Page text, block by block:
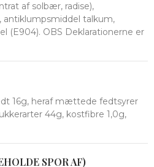
af solbær, radise),
antiklumpsmiddel talkum,
(E904). OBS Deklarationerne er
16g, heraf mættede fedtsyrer
44g, kostfibre 1,0g,
SPOR AF)